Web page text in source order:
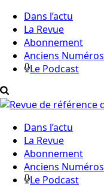
Dans l’actu
La Revue
Abonnement
Anciens Numéros
Le Podcast
Dans l’actu
La Revue
Abonnement
Anciens Numéros
Le Podcast